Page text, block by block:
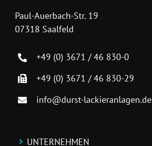
Paul-Auerbach-Str. 19
07318 Saalfeld
+49 (0) 3671 / 46 830-0
+49 (0) 3671 / 46 830-29
info@durst-lackieranlagen.de
UNTERNEHMEN